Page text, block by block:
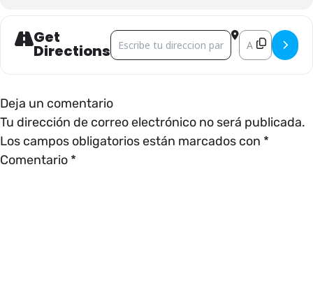
Get
Directions
Address - CINEMALIVE [] Destination
Deja un comentario
Tu dirección de correo electrónico no será publicada.
Los campos obligatorios están marcados con *
Comentario *